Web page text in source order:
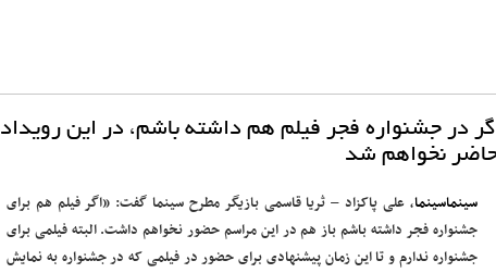
در جشنواره فجر فیلم هم داشته باشم، در این رویداد
نخواهم شد
سینماسینما، علی پاکزاد – ثریا قاسمی بازیگر مطرح سینما گفت: «اگر فیلم هم برای
جشنواره فجر داشته باشم باز هم در این مراسم حضور نخواهم داشت. البته فیلمی برای
جشنواره ندارم و تا این زمان پیشنهادی برای حضور در فیلمی که در جشنواره به نمایش